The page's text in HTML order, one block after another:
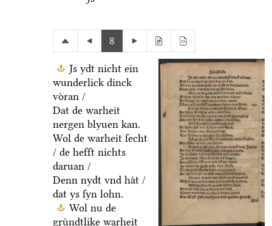
8
Js ydt nicht ein
wunderlick dinck
voͤran /
Dat de warheit
nergen blyuen kan.
Wol de warheit ſecht
/ de hefft nichts
daruan /
Denn nydt vnd haͤt /
dat ys ſyn lohn.
Wol nu de
gruͤndtlike warheit